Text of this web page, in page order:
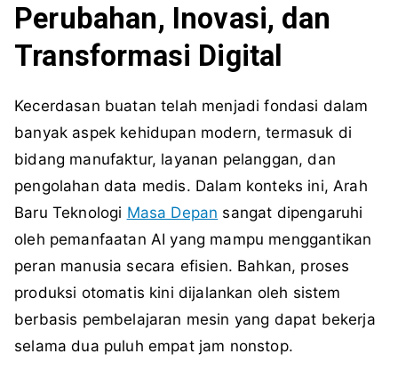
Perubahan, Inovasi, dan
Transformasi Digital
Kecerdasan buatan telah menjadi fondasi dalam
banyak aspek kehidupan modern, termasuk di
bidang manufaktur, layanan pelanggan, dan
pengolahan data medis. Dalam konteks ini, Arah
Baru Teknologi Masa Depan sangat dipengaruhi
oleh pemanfaatan AI yang mampu menggantikan
peran manusia secara efisien. Bahkan, proses
produksi otomatis kini dijalankan oleh sistem
berbasis pembelajaran mesin yang dapat bekerja
selama dua puluh empat jam nonstop.